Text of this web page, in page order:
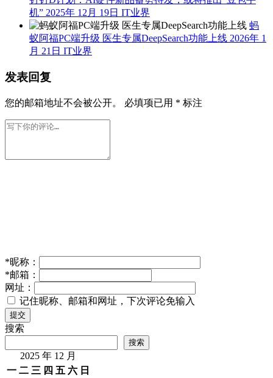
机” 2025年 12月 19日 IT业界
蚂
蚁阿福PC端升级 医生专属DeepSearch功能上线 2026年 1
月 21日 IT业界
发表回复
您的邮箱地址不会被公开。 必填项已用 * 标注
*昵称：
*邮箱：
网址：
记住昵称、邮箱和网址，下次评论免输入
提交
搜索
搜索
2025 年 12 月
一 二 三 四 五 六 日